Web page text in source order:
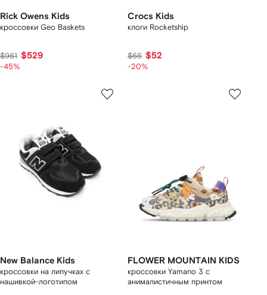
Rick Owens Kids
кроссовки Geo Baskets
$961 $529
-45%
Crocs Kids
клоги Rocketship
$66 $52
-20%
New Balance Kids
кроссовки на липучках с
нашивкой-логотипом
FLOWER MOUNTAIN KIDS
кроссовки Yamano 3 с
анималистичным принтом